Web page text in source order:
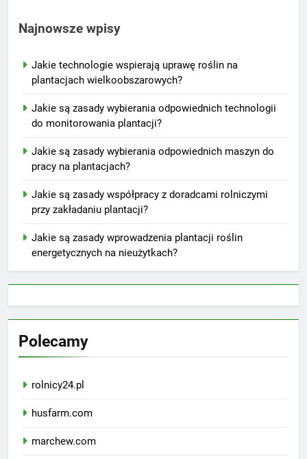
Najnowsze wpisy
Jakie technologie wspierają uprawę roślin na
plantacjach wielkoobszarowych?
Jakie są zasady wybierania odpowiednich technologii
do monitorowania plantacji?
Jakie są zasady wybierania odpowiednich maszyn do
pracy na plantacjach?
Jakie są zasady współpracy z doradcami rolniczymi
przy zakładaniu plantacji?
Jakie są zasady wprowadzenia plantacji roślin
energetycznych na nieużytkach?
Polecamy
rolnicy24.pl
husfarm.com
marchew.com